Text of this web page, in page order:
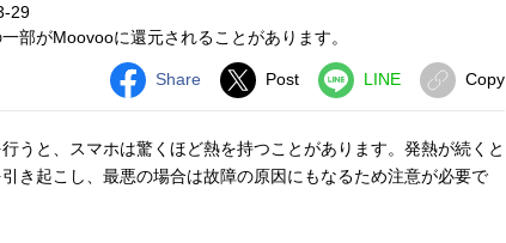
29
部がMoovooに還元されることがあります。
Share Post LINE Copy
うと、スマホは驚くほど熱を持つことがあります。発熱が続くと
き起こし、最悪の場合は故障の原因にもなるため注意が必要で